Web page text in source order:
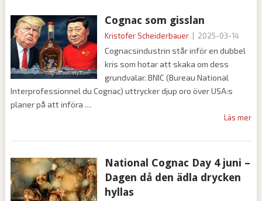
Cognac som gisslan
Kristofer Scheiderbauer | 2025-03-14
Cognacsindustrin står inför en dubbel
kris som hotar att skaka om dess
grundvalar. BNIC (Bureau National
Interprofessionnel du Cognac) uttrycker djup oro över USA:s
planer på att införa
Läs mer
National Cognac Day 4 juni –
Dagen då den ädla drycken
hyllas